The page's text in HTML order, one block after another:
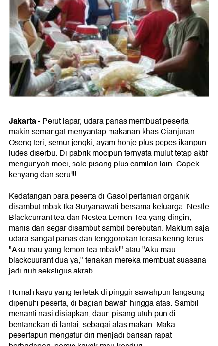
Jakarta- Perut lapar, udara panas membuat peserta
makin semangat menyantap makanan khas Cianjuran.
Oseng teri, semur jengki, ayam honje plus pepes ikanpun
ludes diserbu. Di pabrik mocipun ternyata mulut tetap aktif
mengunyah moci, sale pisang plus camilan lain. Capek,
kenyang dan seru!!!
Kedatangan para peserta di Gasol pertanian organik
disambut mbak Ika Suryanawati bersama keluarga. Nestle
Blackcurrant tea dan Nestea Lemon Tea yang dingin,
manis dan segar disambut sambil berebutan. Maklum saja
udara sangat panas dan tenggorokan terasa kering terus.
"Aku mau yang lemon tea mbak!" atau "Aku mau
blackcuurant dua ya," teriakan mereka membuat suasana
jadi riuh sekaligus akrab.
Rumah kayu yang terletak di pinggir sawahpun langsung
dipenuhi peserta, di bagian bawah hingga atas. Sambil
menanti nasi disiapkan, daun pisang utuh pun di
bentangkan di lantai, sebagai alas makan. Maka
pesertapun mengatur diri menjadi barisan rapat